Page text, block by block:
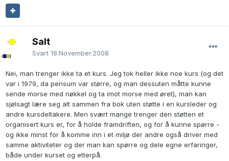
Salt
Svart 18.November.2008
Nei, man trenger ikke ta et kurs. Jeg tok heller ikke noe kurs (og det
var i 1979, da pensum var større, og man dessuten måtte kunne
sende morse med nøkkel og ta imot morse med øret), man kan
sjølsagt lære seg alt sammen fra bok uten støtte i en kursleder og
andre kursdeltakere. Men svært mange trenger den støtten et
organisert kurs er, for å holde framdriften, og for å kunne spørre -
og ikke minst for å komme inn i et miljø der andre også driver med
samme aktiviteter og der man kan spørre og dele egne erfaringer,
både under kurset og etterpå.